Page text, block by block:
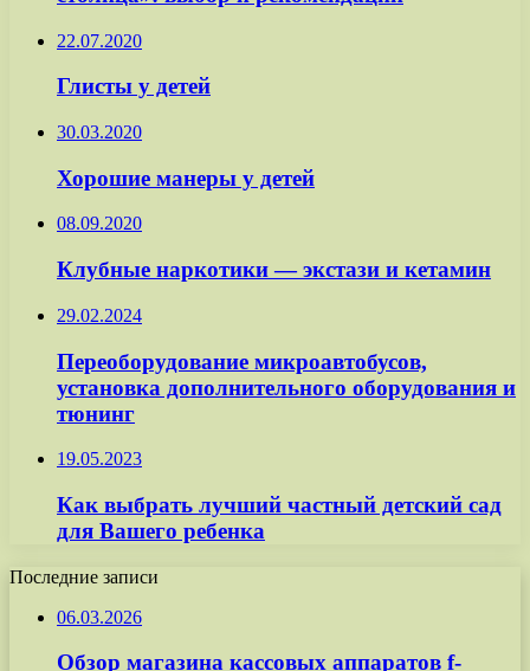
22.07.2020
Глисты у детей
30.03.2020
Хорошие манеры у детей
08.09.2020
Клубные наркотики — экстази и кетамин
29.02.2024
Переоборудование микроавтобусов,
установка дополнительного оборудования и
тюнинг
19.05.2023
Как выбрать лучший частный детский сад
для Вашего ребенка
Последние записи
06.03.2026
Обзор магазина кассовых аппаратов f-